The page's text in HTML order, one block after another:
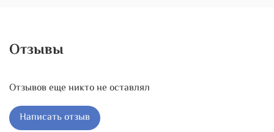
Отзывы
Отзывов еще никто не оставлял
Написать отзыв